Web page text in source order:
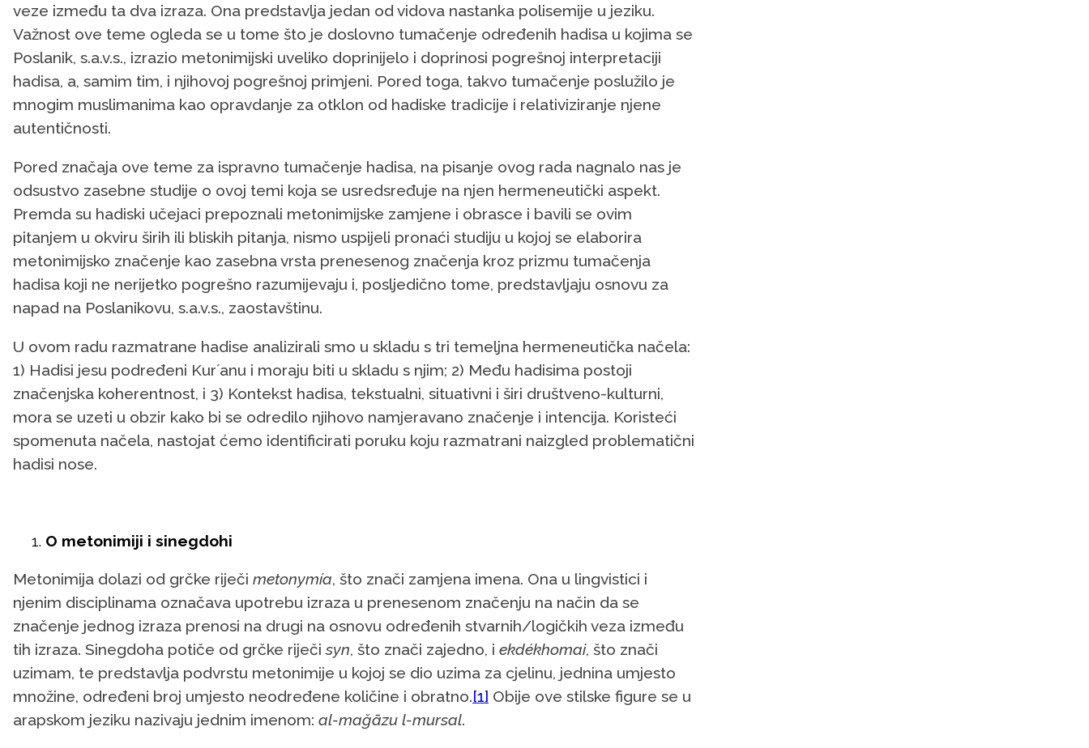
veze između ta dva izraza. Ona predstavlja jedan od vidova nastanka polisemije u jeziku.
Važnost ove teme ogleda se u tome što je doslovno tumačenje određenih hadisa u kojima se
Poslanik, s.a.v.s., izrazio metonimijski uveliko doprinijelo i doprinosi pogrešnoj interpretaciji
hadisa, a, samim tim, i njihovoj pogrešnoj primjeni. Pored toga, takvo tumačenje poslužilo je
mnogim muslimanima kao opravdanje za otklon od hadiske tradicije i relativiziranje njene
autentičnosti.
Pored značaja ove teme za ispravno tumačenje hadisa, na pisanje ovog rada nagnalo nas je
odsustvo zasebne studije o ovoj temi koja se usredsređuje na njen hermeneutički aspekt.
Premda su hadiski učejaci prepoznali metonimijske zamjene i obrasce i bavili se ovim
pitanjem u okviru širih ili bliskih pitanja, nismo uspijeli pronaći studiju u kojoj se elaborira
metonimijsko značenje kao zasebna vrsta prenesenog značenja kroz prizmu tumačenja
hadisa koji ne nerijetko pogrešno razumijevaju i, posljedično tome, predstavljaju osnovu za
napad na Poslanikovu, s.a.v.s., zaostavštinu.
U ovom radu razmatrane hadise analizirali smo u skladu s tri temeljna hermeneutička načela:
1) Hadisi jesu podređeni Kurʼanu i moraju biti u skladu s njim; 2) Među hadisima postoji
značenjska koherentnost, i 3) Kontekst hadisa, tekstualni, situativni i širi društveno-kulturni,
mora se uzeti u obzir kako bi se odredilo njihovo namjeravano značenje i intencija. Koristeći
spomenuta načela, nastojat ćemo identificirati poruku koju razmatrani naizgled problematični
hadisi nose.
O metonimiji i sinegdohi
Metonimija dolazi od grčke riječi metonymía, što znači zamjena imena. Ona u lingvistici i
njenim disciplinama označava upotrebu izraza u prenesenom značenju na način da se
značenje jednog izraza prenosi na drugi na osnovu određenih stvarnih/logičkih veza između
tih izraza. Sinegdoha potiče od grčke riječisyn, što znači zajedno, i ekdékhomai, što znači
uzimam, te predstavlja podvrstu metonimije u kojoj se dio uzima za cjelinu, jednina umjesto
množine, određeni broj umjesto neodređene količine i obratno.[1] Obije ove stilske figure se u
arapskom jeziku nazivaju jednim imenom: al-maǧāzu l-mursal.